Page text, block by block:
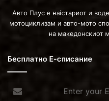
Авто Плус е наістариот и
мотоциклизам и авто-мото
на македонскиот
Бесплатно Е-списание
your